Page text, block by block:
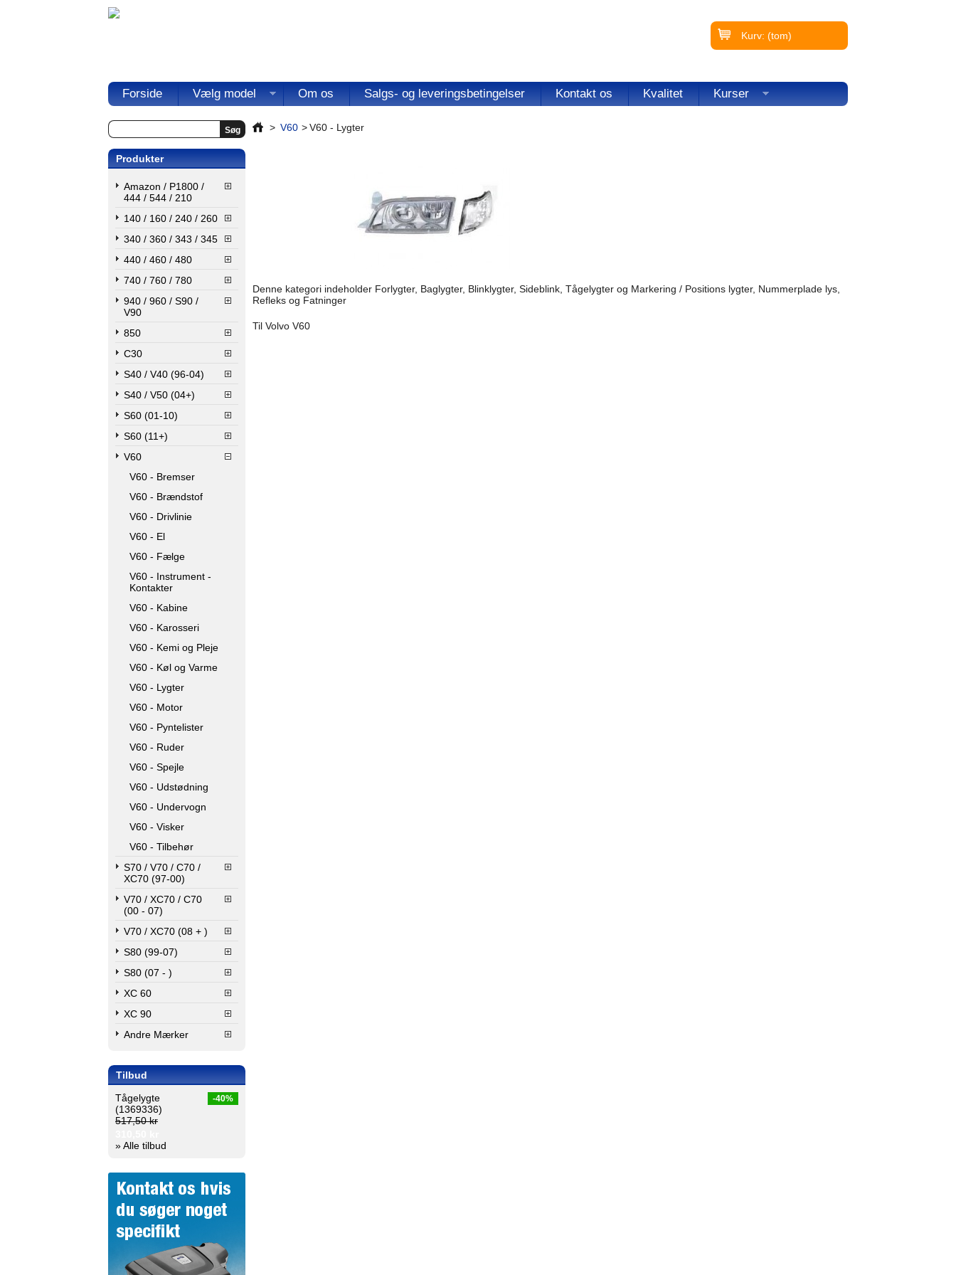
Kurv: (tom)
Forside Vælg model Om os Salgs- og leveringsbetingelser Kontakt os Kvalitet Kurser
Produkter
Amazon / P1800 /
444 / 544 / 210
140 / 160 / 240 / 260
340 / 360 / 343 / 345
440 / 460 / 480
740 / 760 / 780
940 / 960 / S90 /
V90
850
C30
S40 / V40 (96-04)
S40 / V50 (04+)
S60 (01-10)
S60 (11+)
V60
V60 - Bremser
V60 - Brændstof
V60 - Drivlinie
V60 - El
V60 - Fælge
V60 - Instrument -
Kontakter
V60 - Kabine
V60 - Karosseri
V60 - Kemi og Pleje
V60 - Køl og Varme
V60 - Lygter
V60 - Motor
V60 - Pyntelister
V60 - Ruder
V60 - Spejle
V60 - Udstødning
V60 - Undervogn
V60 - Visker
V60 - Tilbehør
S70 / V70 / C70 /
XC70 (97-00)
V70 / XC70 / C70
(00 - 07)
V70 / XC70 (08 + )
S80 (99-07)
S80 (07 - )
XC 60
XC 90
Andre Mærker
Tilbud
-40%
Tågelygte
(1369336)
517,50 kr
» Alle tilbud
> V60 >V60 - Lygter
Denne kategori indeholder Forlygter, Baglygter, Blinklygter, Sideblink, Tågelygter og Markering / Positions lygter, Nummerplade lys,
Refleks og Fatninger
Til Volvo V60